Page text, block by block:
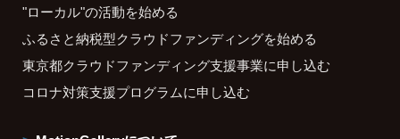
"ローカル"の活動を始める
ふるさと納税型クラウドファンディングを始める
東京都クラウドファンディング支援事業に申し込む
コロナ対策支援プログラムに申し込む